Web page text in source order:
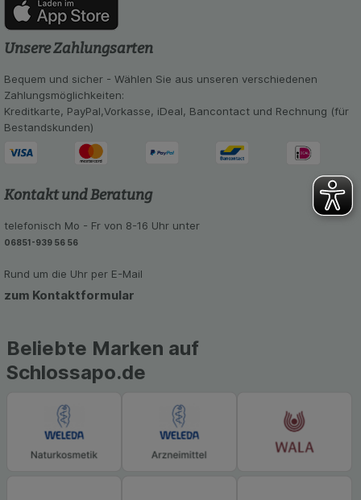
Unsere Zahlungsarten
Bequem und sicher - Wählen Sie aus unseren verschiedenen
Zahlungsmöglichkeiten:
Kreditkarte, PayPal,Vorkasse, iDeal, Bancontact und Rechnung (für
Bestandskunden)
Kontakt und Beratung
telefonisch Mo - Fr von 8-16 Uhr unter
06851-939 56 56
Rund um die Uhr per E-Mail
zum Kontaktformular
Beliebte Marken auf
Schlossapo.de